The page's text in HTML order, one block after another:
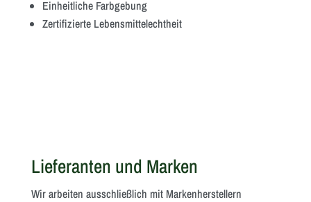
Einheitliche Farbgebung
Zertifizierte Lebensmittelechtheit
Lieferanten und Marken
Wir arbeiten ausschließlich mit Markenherstellern